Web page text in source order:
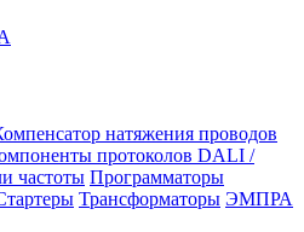
натяжения проводов
протоколов DALI /
частоты Программаторы
Трансформаторы ЭМПРА